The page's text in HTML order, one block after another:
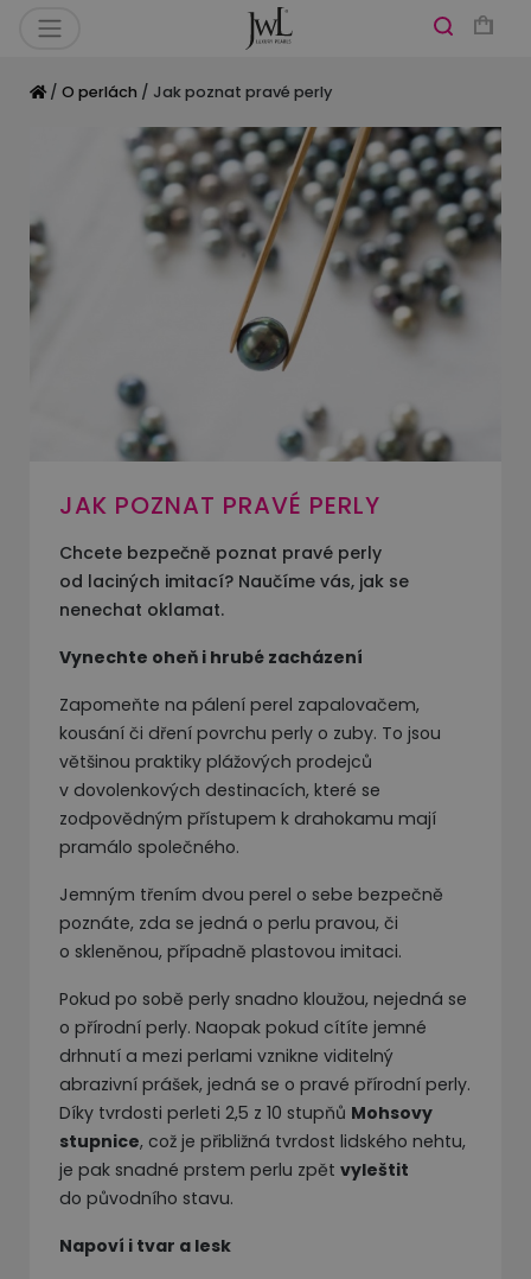
/ O perlách / Jak poznat pravé perly
JAK POZNAT PRAVÉ PERLY
Chcete bezpečně poznat pravé perly
od laciných imitací? Naučíme vás, jak se
nenechat oklamat.
Vynechte oheň i hrubé zacházení
Zapomeňte na pálení perel zapalovačem,
kousání či dření povrchu perly o zuby. To jsou
většinou praktiky plážových prodejců
v dovolenkových destinacích, které se
zodpovědným přístupem k drahokamu mají
pramálo společného.
Jemným třením dvou perel o sebe bezpečně
poznáte, zda se jedná o perlu pravou, či
o skleněnou, případně plastovou imitaci.
Pokud po sobě perly snadno kloužou, nejedná se
o přírodní perly. Naopak pokud cítíte jemné
drhnutí a mezi perlami vznikne viditelný
abrazivní prášek, jedná se o pravé přírodní perly.
Díky tvrdosti perleti 2,5 z 10 stupňů Mohsovy
stupnice, což je přibližná tvrdost lidského nehtu,
je pak snadné prstem perlu zpět vyleštit
do původního stavu.
Napoví i tvar a lesk